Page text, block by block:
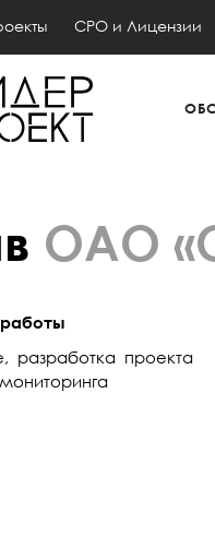
СРО и Лицензии
ОАО
разработка проекта